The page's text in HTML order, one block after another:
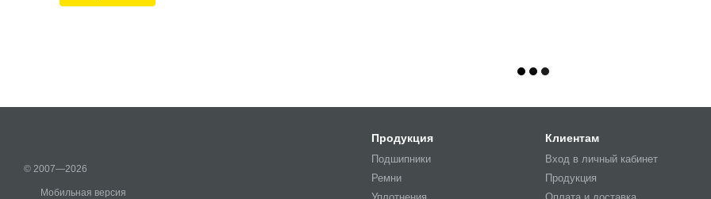
© 2007—2026
Мобильная версия
Продукция
Подшипники
Ремни
Клиентам
Вход в личный кабинет
Продукция